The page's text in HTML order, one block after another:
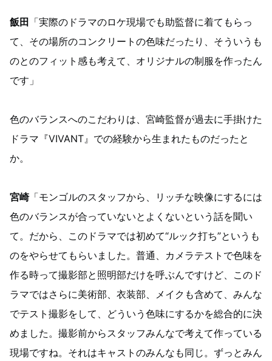
飯田 「実際のドラマのロケ現場でも助監督に着てもらっ
て、その場所のコンクリートの色味だったり、そういうも
のとのフィット感も考えて、オリジナルの制服を作ったん
です」
色のバランスへのこだわりは、宮崎監督が過去に手掛けた
ドラマ『VIVANT』での経験から生まれたものだったと
か。
宮崎「モンゴルのスタッフから、リッチな映像にするには
色のバランスが合っていないとよくないという話を聞い
て。だから、このドラマでは初めて“ルック打ち”というも
のをやらせてもらいました。普通、カメラテストで色味を
作る時って撮影部と照明部だけを呼ぶんですけど、このド
ラマではさらに美術部、衣装部、メイクも含めて、みんな
でテスト撮影をして、どういう色味にするかを総合的に決
めました。撮影前からスタッフみんなで考えて作っている
現場ですね。それはキャストのみんなも同じ。ずっとみん